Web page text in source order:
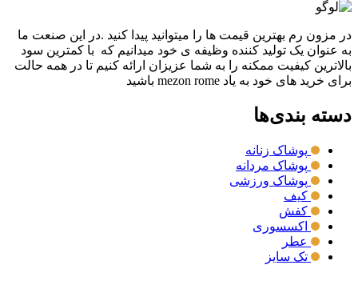
در مزون رم بهترین قیمت ها را میتوانید پیدا کنید .در این صنعت ما
به عنوان یک تولید کننده وظیفه ی خود میدانیم که با کمترین سود
بالاترین کیفیت ممکنه را به شما عزیزان ارائه کنیم تا در همه حالت
برای خرید های خود به یاد mezon rome باشید
دسته بندی‌ها
پوشاک زنانه
پوشاک مردانه
پوشاک ورزشی
کیف
کفش
اکسسوری
عطر
تک سایز